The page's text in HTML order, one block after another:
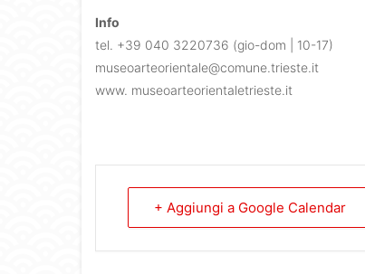
Info
tel. +39 040 3220736 (gio-dom | 10-17)
museoarteorientale@comune.trieste.it
www. museoarteorientaletrieste.it
+ Aggiungi a Google Calendar